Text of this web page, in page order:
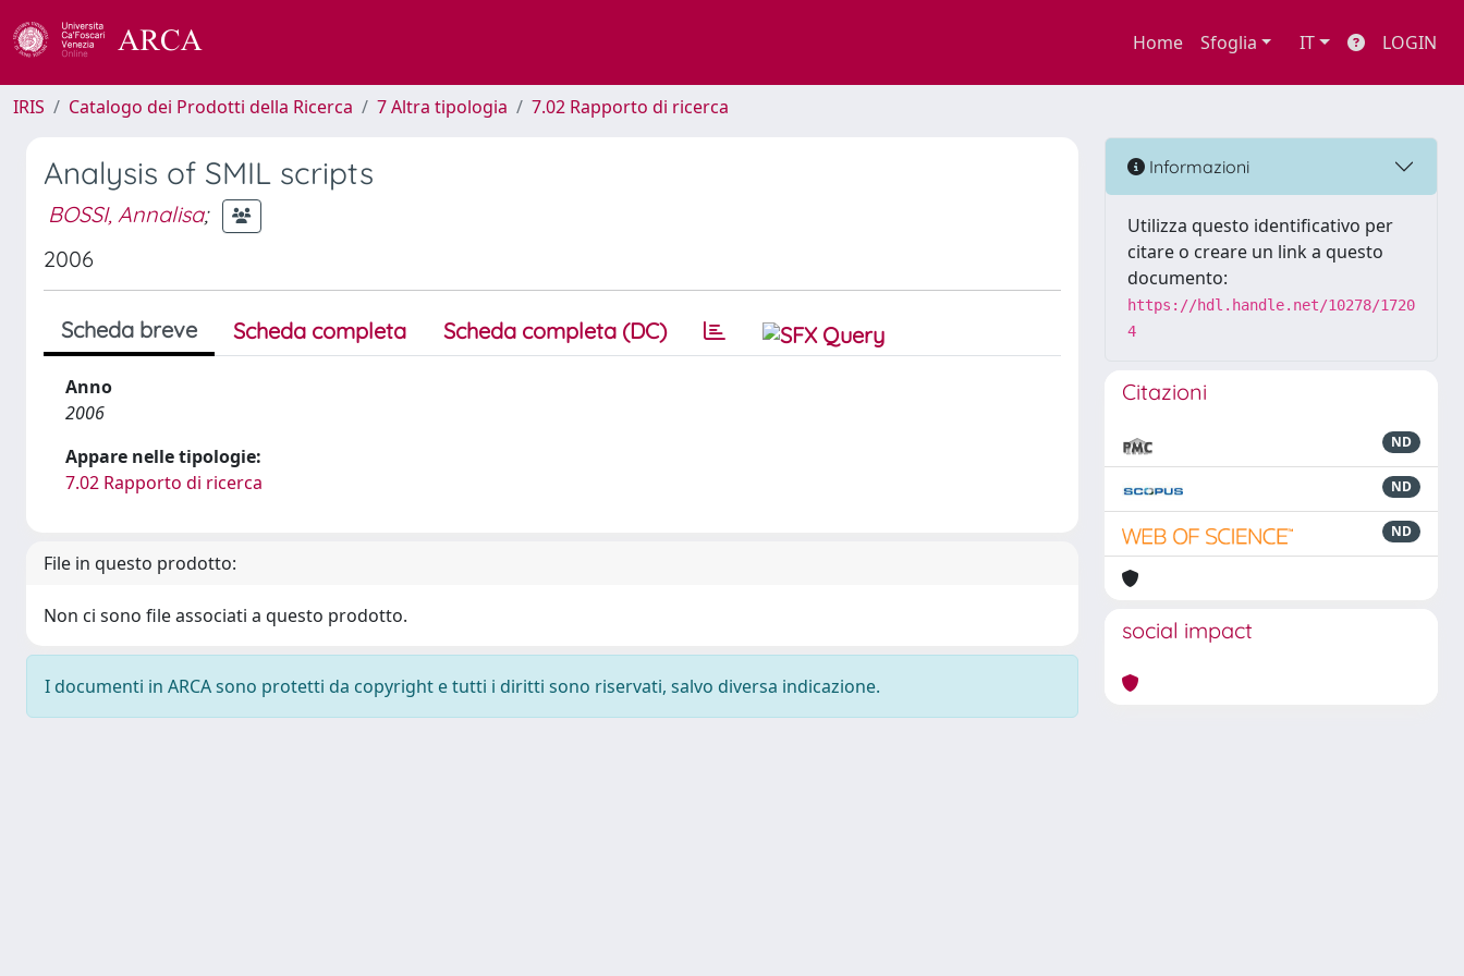
Home Sfoglia IT LOGIN
IRIS Catalogo dei Prodotti della Ricerca 7 Altra tipologia 7.02 Rapporto di ricerca
Analysis of SMIL scripts
BOSSI, Annalisa;
2006
Scheda breve Scheda completa Scheda completa (DC)
Anno
2006
Appare nelle tipologie:
7.02 Rapporto di ricerca
File in questo prodotto:
Non ci sono file associati a questo prodotto.
I documenti in ARCA sono protetti da copyright e tutti i diritti sono riservati, salvo diversa indicazione.
Informazioni
Utilizza questo identificativo per
citare o creare un link a questo
documento:
https://hdl.handle.net/10278/1720
4
Citazioni
ND
ND
ND
social impact